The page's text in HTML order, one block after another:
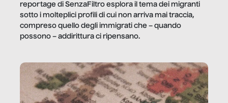
reportage di SenzaFiltro esplora il tema dei migranti
sotto i molteplici profili di cui non arriva mai traccia,
compreso quello degli immigrati che – quando
possono – addirittura ci ripensano.